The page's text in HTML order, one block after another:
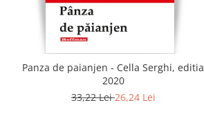
Panza de paianjen - Cella Serghi, editia
2020
33,22 Lei26,24 Lei